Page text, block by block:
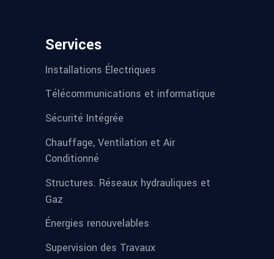
Services
Installations Électriques
Télécommunications et informatique
Sécurité Intégrée
Chauffage, Ventilation et Air
Conditionné
Structures. Réseaux hydrauliques et
Gaz
Énergies renouvelables
Supervision des Travaux